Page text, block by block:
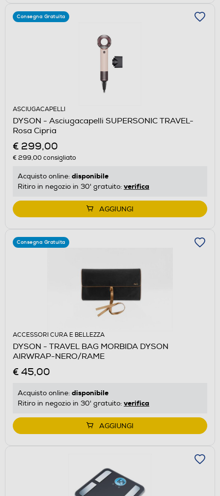
Consegna Gratuita
ASCIUGACAPELLI
DYSON - Asciugacapelli SUPERSONIC TRAVEL-
Rosa Cipria
€ 299,00
€ 299,00consigliato
Acquisto online: disponibile
Ritiro in negozio in 30' gratuito: verifica
AGGIUNGI
Consegna Gratuita
ACCESSORI CURA E BELLEZZA
DYSON - TRAVEL BAG MORBIDA DYSON
AIRWRAP-NERO/RAME
€ 45,00
Acquisto online: disponibile
Ritiro in negozio in 30' gratuito: verifica
AGGIUNGI